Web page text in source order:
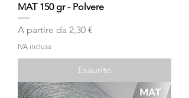
MAT 150 gr - Polvere
A partire da 2,30 €
Prezzo scontato
IVA inclusa
Esaurito